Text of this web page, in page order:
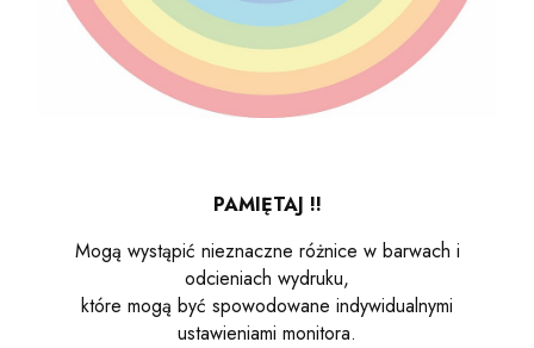
PAMIĘTAJ !!
Mogą wystąpić nieznaczne różnice w barwach i
odcieniach wydruku,
które mogą być spowodowane indywidualnymi
ustawieniami monitora.